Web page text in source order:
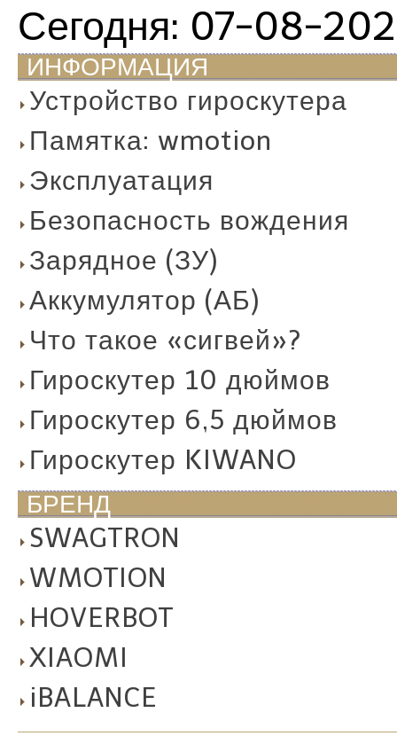
Сегодня: 07-08-
ИНФОРМАЦИЯ
Устройство гироскутера
Памятка: wmotion
Эксплуатация
Безопасность вождения
Зарядное (ЗУ)
Аккумулятор (АБ)
Что такое «сигвей»?
Гироскутер 10 дюймов
Гироскутер 6,5 дюймов
Гироскутер KIWANO
БРЕНД
SWAGTRON
WMOTION
HOVERBOT
XIAOMI
iBALANCE